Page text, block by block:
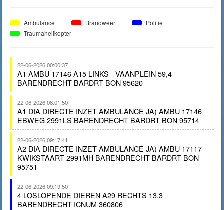
Ambulance Brandweer
Politie
Traumahelikopter
22-06-2026 00:00:37
A1 AMBU 17146 A15 LINKS - VAANPLEIN 59,4
BARENDRECHT BARDRT BON 95620
22-06-2026 08:01:50
A1 DIA DIRECTE INZET AMBULANCE JA) AMBU 17146
EBWEG 2991LS BARENDRECHT BARDRT BON 95714
22-06-2026 09:17:41
A2 DIA DIRECTE INZET AMBULANCE JA) AMBU 17117
KWIKSTAART 2991MH BARENDRECHT BARDRT BON
95751
22-06-2026 09:19:50
4 LOSLOPENDE DIEREN A29 RECHTS 13,3
BARENDRECHT ICNUM 360806